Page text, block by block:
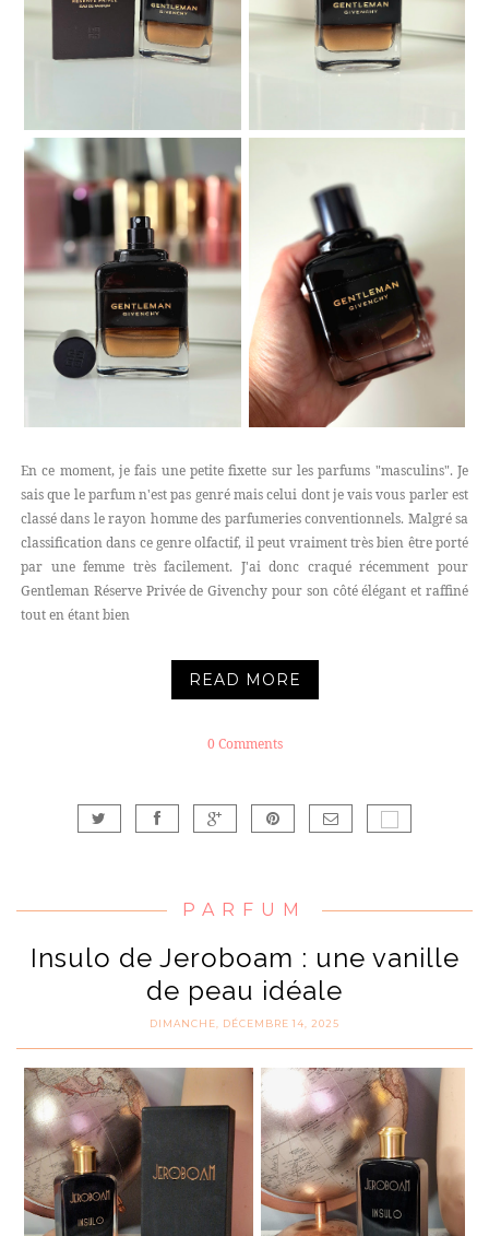
En ce moment, je fais une petite fixette sur les parfums "masculins". Je
sais que le parfum n'est pas genré mais celui dont je vais vous parler est
classé dans le rayon homme des parfumeries conventionnels. Malgré sa
classification dans ce genre olfactif, il peut vraiment très bien être porté
par une femme très facilement. J'ai donc craqué récemment pour
Gentleman Réserve Privée de Givenchy pour son côté élégant et raffiné
tout en étant bien
READ MORE
0 Comments
PARFUM
Insulo de Jeroboam : une vanille
de peau idéale
DIMANCHE, DÉCEMBRE 14, 2025